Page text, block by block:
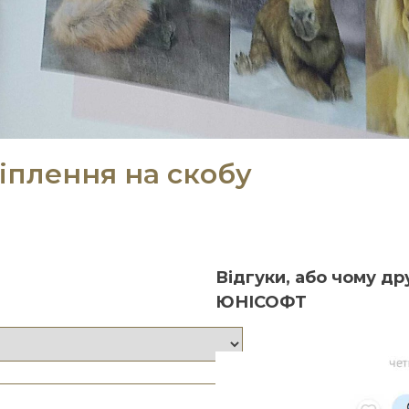
на скобу
Відгуки, або чому
ЮНІСОФТ